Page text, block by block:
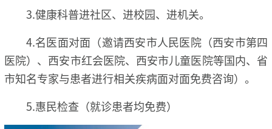
3.健康科普进社区、进校园、进机关。
4.名医面对面（邀请西安市人民医院（西安市第四
医院）、西安市红会医院、西安市儿童医院等国内、省
市知名专家与患者进行相关疾病面对面免费咨询）。
5.惠民检查（就诊患者均免费）